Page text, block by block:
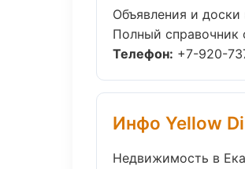
Объявления и
Полный справочник
Телефон: +7-920-
Инфо Yellow
Недвижимость в